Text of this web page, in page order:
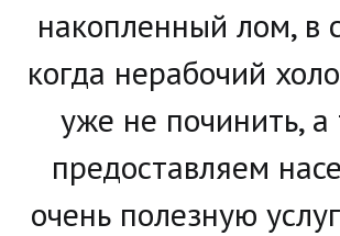
накопленный лом, в
когда нерабочий
уже не починить, а
предоставляем
очень полезную